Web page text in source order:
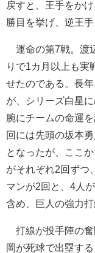
戻すと、王手をか
勝目を挙げ、逆王手
運命の第7戦。渡
りで1カ月以上も実
せたのである。長
が、シリーズ白星
腕にチームの命運
回には先頭の坂本
となったが、ここ
がそれぞれ2回ずつ
マンが2回と、4人
含め、巨人の強力
打線が投手陣の
岡が死球で出塁す